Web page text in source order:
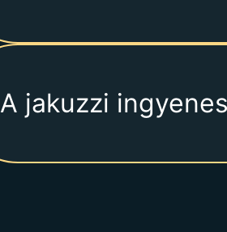
A jakuzzi